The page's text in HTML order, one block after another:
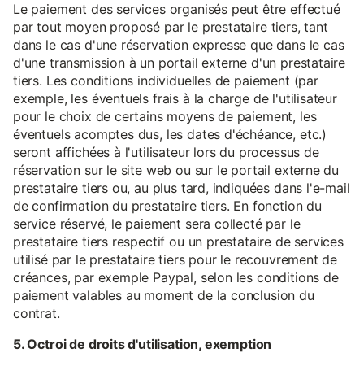
Le paiement des services organisés peut être effectué
par tout moyen proposé par le prestataire tiers, tant
dans le cas d'une réservation expresse que dans le cas
d'une transmission à un portail externe d'un prestataire
tiers. Les conditions individuelles de paiement (par
exemple, les éventuels frais à la charge de l'utilisateur
pour le choix de certains moyens de paiement, les
éventuels acomptes dus, les dates d'échéance, etc.)
seront affichées à l'utilisateur lors du processus de
réservation sur le site web ou sur le portail externe du
prestataire tiers ou, au plus tard, indiquées dans l'e-mail
de confirmation du prestataire tiers. En fonction du
service réservé, le paiement sera collecté par le
prestataire tiers respectif ou un prestataire de services
utilisé par le prestataire tiers pour le recouvrement de
créances, par exemple Paypal, selon les conditions de
paiement valables au moment de la conclusion du
contrat.
5. Octroi de droits d'utilisation, exemption